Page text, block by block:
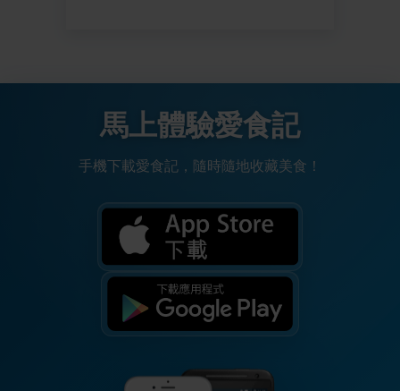
馬上體驗愛食記
手機下載愛食記，隨時隨地收藏美食！